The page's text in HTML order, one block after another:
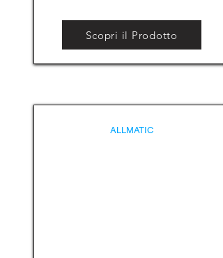
Scopri il Prodotto
ALLMATIC